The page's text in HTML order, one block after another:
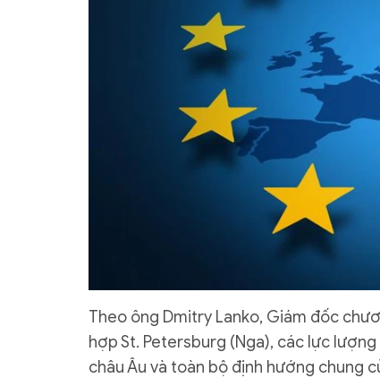
Theo ông Dmitry Lanko, Giám đốc
hợp St. Petersburg (Nga), các lực
châu Âu và toàn bộ định hướng chung